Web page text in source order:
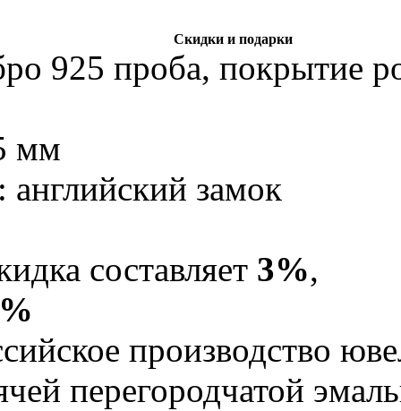
Скидки и подарки
925 проба, покрытие
мм
английский замок
составляет 3%,
производство
перегородчатой